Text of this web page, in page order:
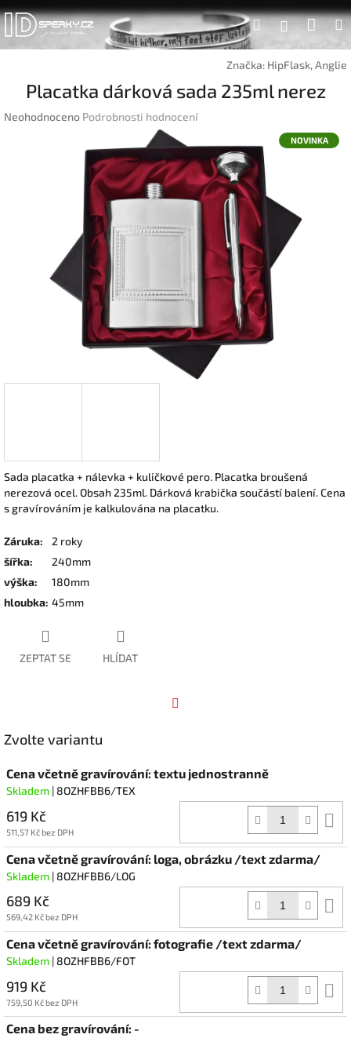
Přejít
na
obsah
Hledat
Značka: HipFlask, Anglie
Placatka dárková sada 235ml nerez
Průměrné
Neohodnoceno Podrobnosti hodnocení
NOVINKA
Sada placatka + nálevka + kuličkové pero. Placatka broušená
nerezová ocel. Obsah 235ml. Dárková krabička součástí balení. Cena
s gravírováním je kalkulována na placatku.
Záruka:
2 roky
šířka:
240mm
výška:
180mm
hloubka: 45mm
ZEPTAT SE HLÍDAT
Zvolte variantu
Cena včetně gravírování: textu jednostranně
Skladem | 8OZHFBB6/TEX
619 Kč
511,57 Kč bez DPH
Cena včetně gravírování: loga, obrázku /text zdarma/
Skladem | 8OZHFBB6/LOG
689 Kč
569,42 Kč bez DPH
Cena včetně gravírování: fotografie /text zdarma/
Skladem | 8OZHFBB6/FOT
919 Kč
759,50 Kč bez DPH
Cena bez gravírování: -